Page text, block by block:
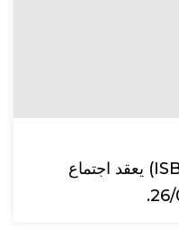
البنك الإسلامي الفلسطيني (ISBK) يعقد اجتماع